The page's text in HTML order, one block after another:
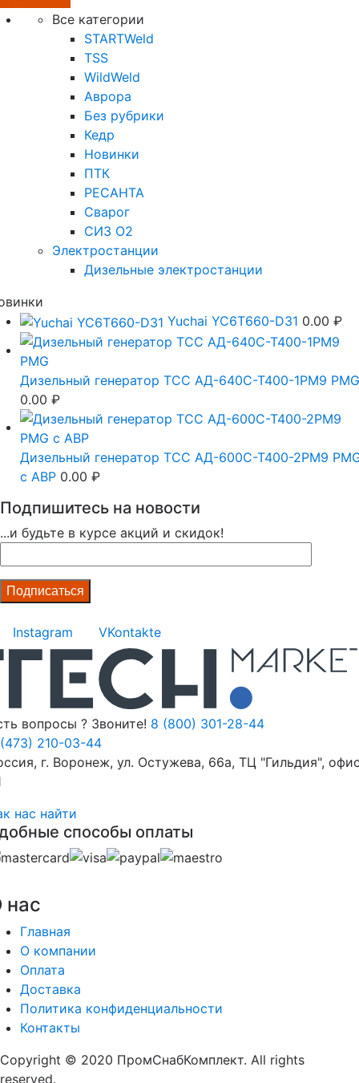
Все категории
STARTWeld
TSS
WildWeld
Аврора
Без рубрики
Кедр
Новинки
ПТК
РЕСАНТА
Сварог
СИЗ О2
Электростанции
Дизельные электростанции
Yuchai YC6T660-D31 0.00 ₽
Дизельный генератор ТСС АД-640С-Т400-1РМ9 PMG
0.00 ₽
Дизельный генератор ТСС АД-600С-Т400-2РМ9
c АВР 0.00 ₽
Подпишитесь на новости
...и будьте в курсе акций и скидок!
Instagram VKontakte
вопросы ? Звоните! 8 (800) 301-28-44
210-03-44
г. Воронеж, ул. Остужева, 66а, ТЦ "Гильдия",
нас найти
способы оплаты
нас
Главная
О компании
Оплата
Доставка
Политика конфиденциальности
Контакты
Copyright © 2020 ПромСнабКомплект. All rights
reserved.